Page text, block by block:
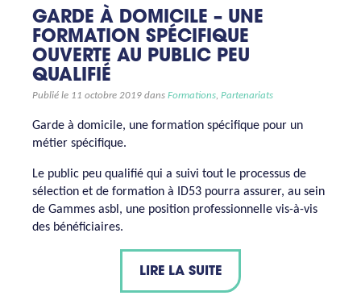
GARDE À DOMICILE – UNE
FORMATION SPÉCIFIQUE
OUVERTE AU PUBLIC PEU
QUALIFIÉ
Publié le 11 octobre 2019 dans Formations, Partenariats
Garde à domicile, une formation spécifique pour un
métier spécifique.
Le public peu qualifié qui a suivi tout le processus de
sélection et de formation à ID53 pourra assurer, au sein
de Gammes asbl, une position professionnelle vis-à-vis
des bénéficiaires.
LIRE LA SUITE